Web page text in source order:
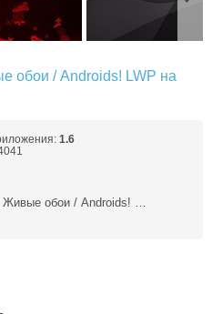
обои / Androids! LWP на
1.6
Живые обои / Androids! …